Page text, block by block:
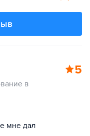
5
в
мне дал